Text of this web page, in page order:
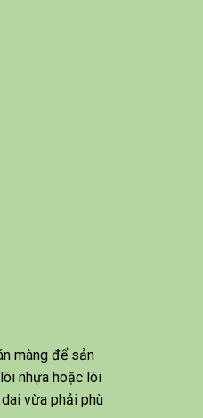
màng để sản
nhựa hoặc lõi
vừa phải phù